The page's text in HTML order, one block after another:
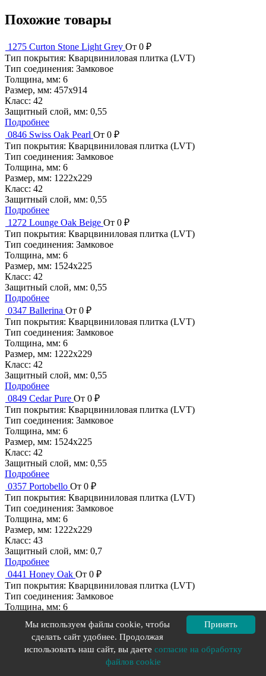
Похожие товары
1275 Curton Stone Light Grey От 0 ₽
Тип покрытия: Кварцвиниловая плитка (LVT)
Тип соединения: Замковое
Толщина, мм: 6
Размер, мм: 457x914
Класс: 42
Защитный слой, мм: 0,55
Подробнее
0846 Swiss Oak Pearl От 0 ₽
Тип покрытия: Кварцвиниловая плитка (LVT)
Тип соединения: Замковое
Толщина, мм: 6
Размер, мм: 1222x229
Класс: 42
Защитный слой, мм: 0,55
Подробнее
1272 Lounge Oak Beige От 0 ₽
Тип покрытия: Кварцвиниловая плитка (LVT)
Тип соединения: Замковое
Толщина, мм: 6
Размер, мм: 1524x225
Класс: 42
Защитный слой, мм: 0,55
Подробнее
0347 Ballerina От 0 ₽
Тип покрытия: Кварцвиниловая плитка (LVT)
Тип соединения: Замковое
Толщина, мм: 6
Размер, мм: 1222x229
Класс: 42
Защитный слой, мм: 0,55
Подробнее
0849 Cedar Pure От 0 ₽
Тип покрытия: Кварцвиниловая плитка (LVT)
Тип соединения: Замковое
Толщина, мм: 6
Размер, мм: 1524x225
Класс: 42
Защитный слой, мм: 0,55
Подробнее
0357 Portobello От 0 ₽
Тип покрытия: Кварцвиниловая плитка (LVT)
Тип соединения: Замковое
Толщина, мм: 6
Размер, мм: 1222x229
Класс: 43
Защитный слой, мм: 0,7
Подробнее
0441 Honey Oak От 0 ₽
Тип покрытия: Кварцвиниловая плитка (LVT)
Тип соединения: Замковое
Толщина, мм: 6
Класс: 42
Защитный слой, мм: 0,55
Подробнее
От 0 ₽
Принять
Мы используем файлы cookie, чтобы
сделать сайт удобнее. Продолжая
использовать наш сайт, вы даете согласие на обработку
файлов cookie